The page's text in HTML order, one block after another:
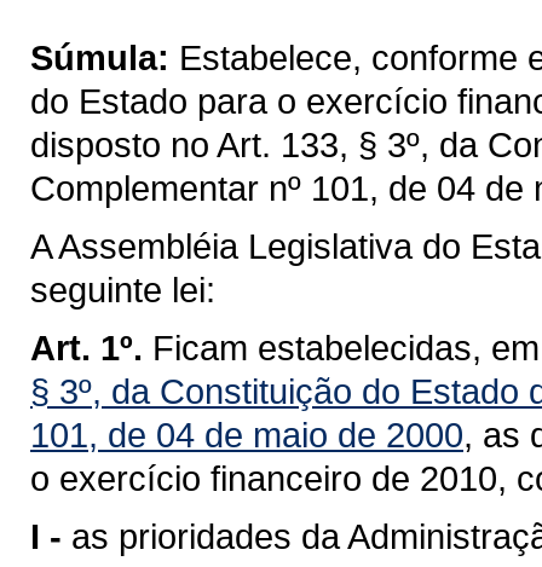
Súmula: Estabelece, conforme
do Estado para o exercício
disposto no Art. 133, § 3º, da
Complementar nº 101, de 04 de
A Assembléia Legislativa do
seguinte lei:
Art. 1º. Ficam estabelecidas,
§ 3º, da Constituição do Estado
101, de 04 de maio de 2000, as
o exercício financeiro de 2010,
I - as prioridades da